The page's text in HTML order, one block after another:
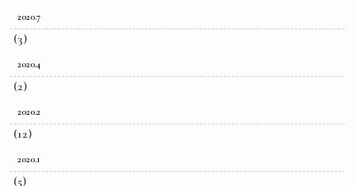
2020.7
(3)
2020.4
(2)
2020.2
(12)
2020.1
(5)